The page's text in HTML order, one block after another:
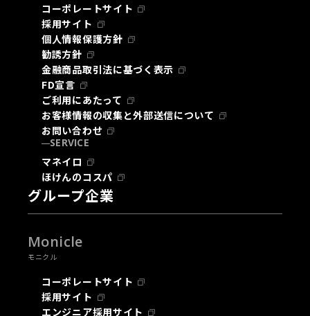
コーポレートサイト
採用サイト
個人情報保護方針
勧誘方針
金融商品取引法に基づく表示
FD宣言
ご利用にあたって
お客様情報の収集と外部送信について
お問い合わせ
SERVICE
マネイロ
ほけんのコスパ
グループ企業
Monicle
モニクル
コーポレートサイト
採用サイト
エンジニア採用サイト